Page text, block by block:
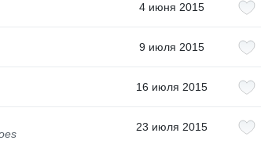
4 июня 2015
9 июля 2015
16 июля 2015
23 июля 2015